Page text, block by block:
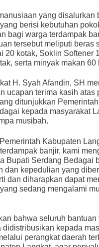
yang disalurkan
berisi kebutuhan
bagi warga terdampak
tersebut meliputi beras
20 kotak, Soklin Softener
serta minyak makan 60
H. Syah Afandin, SH
ucapan terima kasih atas
ditunjukkan
kepada masyarakat
musibah.
Kabupaten
banjir, kami
Bupati Serdang Bedagai
dan kepedulian yang
dan diharapkan dapat
sedang mengalami
bahwa seluruh bantuan
didistribusikan kepada
perangkat daerah